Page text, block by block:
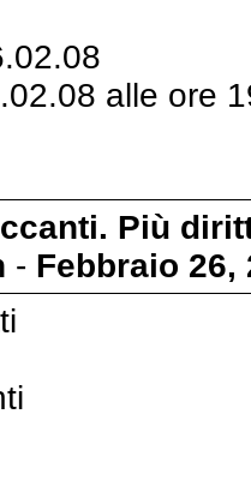
alle
Più
- Febbraio 26,